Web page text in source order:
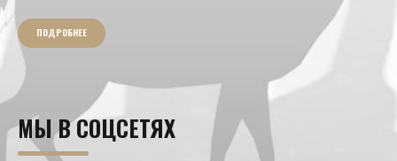
ПОДРОБНЕЕ
МЫ В СОЦСЕТЯХ